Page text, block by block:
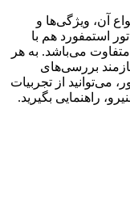
آن، ویژگی‌ها و
استمفورد هم با
می‌باشد. به هر
بررسی‌های
از تجربیات
راهنمایی بگیرید.